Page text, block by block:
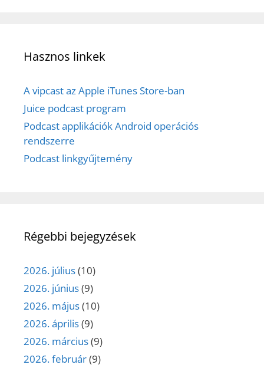
Hasznos linkek
A vipcast az Apple iTunes Store-ban
Juice podcast program
Podcast applikációk Android operációs
rendszerre
Podcast linkgyűjtemény
Régebbi bejegyzések
2026. július(10)
2026. június(9)
2026. május(10)
2026. április(9)
2026. március(9)
2026. február(9)